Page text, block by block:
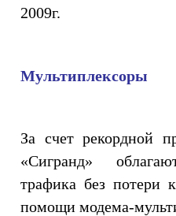
2009г.
Мультиплексоры
За счет рекордной
«Сигранд»
трафика без потери
помощи модема-